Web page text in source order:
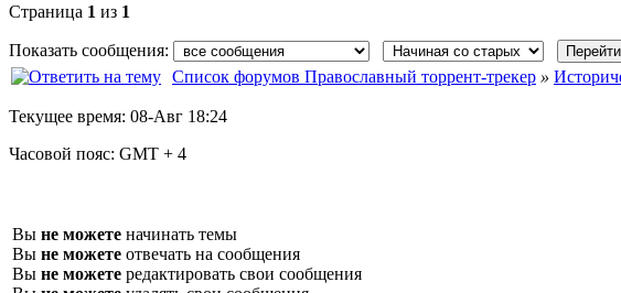
Страница 1 из 1
Показать сообщения:
Список форумов Православный торрент-трекер »
Текущее время: 08-Авг 18:24
Часовой пояс: GMT + 4
Вы не можете начинать темы
Вы не можете отвечать на сообщения
Вы не можете редактировать свои сообщения